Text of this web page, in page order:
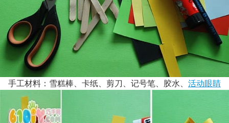
手工材料：雪糕棒、卡纸、剪刀、记号笔、胶水、 活动眼睛